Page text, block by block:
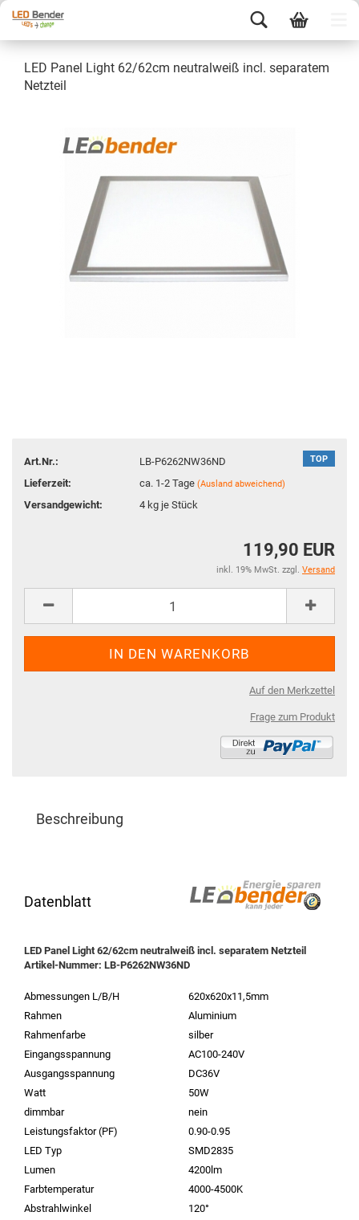
LED Panel Light 62/62cm neutralweiß incl. separatem
Netzteil
TOP
Art.Nr.:
LB-P6262NW36ND
Lieferzeit:
ca. 1-2 Tage(Ausland abweichend)
Versandgewicht: 4 kg je Stück
119,90 EUR
inkl. 19% MwSt. zzgl. Versand
Auf den Merkzettel
Frage zum Produkt
Beschreibung
Datenblatt
LED Panel Light 62/62cm neutralweiß incl. separatem Netzteil
Artikel-Nummer: LB-P6262NW36ND
Abmessungen L/B/H
620x620x11,5mm
Rahmen
Aluminium
Rahmenfarbe
silber
Eingangsspannung
AC100-240V
Ausgangsspannung
DC36V
Watt
50W
dimmbar
nein
Leistungsfaktor (PF)
0.90-0.95
LED Typ
SMD2835
Lumen
4200lm
Farbtemperatur
4000-4500K
Abstrahlwinkel
120°